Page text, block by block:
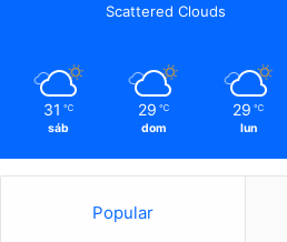
Scattered Clouds
31 ℃
sáb
29 ℃
dom
29 ℃
lun
Popular